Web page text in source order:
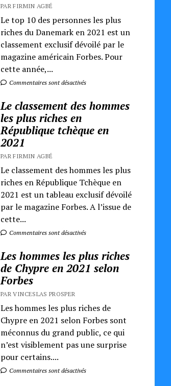
PAR FIRMIN AGBÉ
Le top 10 des personnes les plus
riches du Danemark en 2021 est un
classement exclusif dévoilé par le
magazine américain Forbes. Pour
cette année,...
Commentaires sont désactivés
Le classement des hommes
les plus riches en
République tchèque en
2021
PAR FIRMIN AGBÉ
Le classement des hommes les plus
riches en République Tchèque en
2021 est un tableau exclusif dévoilé
par le magazine Forbes. A l’issue de
cette...
Commentaires sont désactivés
Les hommes les plus riches
de Chypre en 2021 selon
Forbes
PAR VINCESLAS PROSPER
Les hommes les plus riches de
Chypre en 2021 selon Forbes sont
méconnus du grand public, ce qui
n’est visiblement pas une surprise
pour certains....
Commentaires sont désactivés